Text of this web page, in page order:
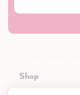
Shop